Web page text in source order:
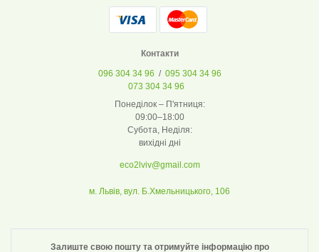
Контакти
096 304 34 96 / 095 304 34 96
073 304 34 96
Понеділок – П'ятниця:
09:00–18:00
Субота, Неділя:
вихідні дні
eco2lviv@gmail.com
м. Львів, вул. Б.Хмельницького, 106
Залиште свою пошту та отримуйте інформацію про